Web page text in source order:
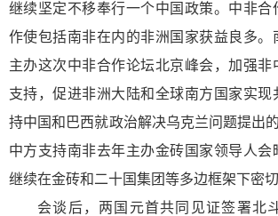
继续坚定不移奉行一个中国政策。中非合
作使包括南非在内的非洲国家获益良多。
主办这次中非合作论坛北京峰会，加强非
支持，促进非洲大陆和全球南方国家实现
持中国和巴西就政治解决乌克兰问题提出
中方支持南非去年主办金砖国家领导人会
继续在金砖和二十国集团等多边框架下密切
会谈后，两国元首共同见证签署北